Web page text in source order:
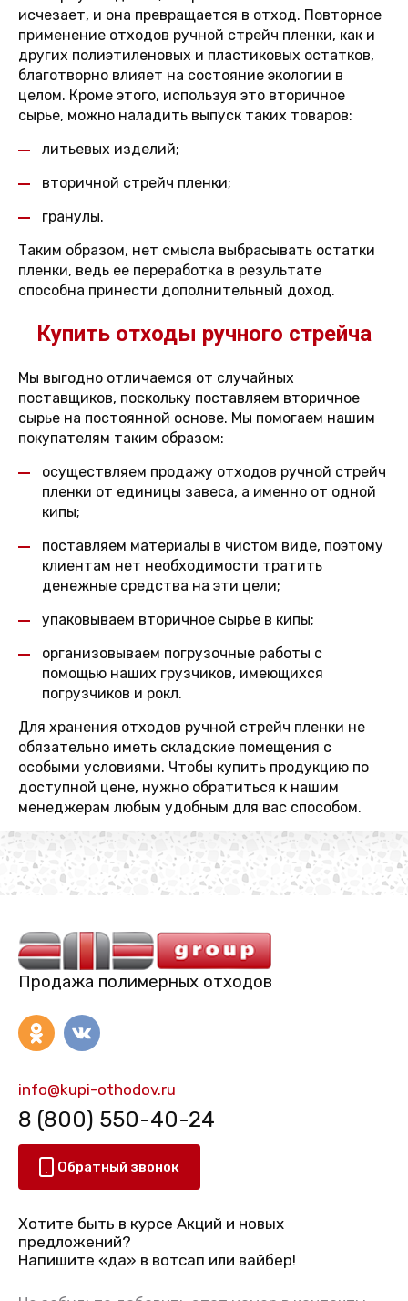
исчезает, и она превращается в отход. Повторное
применение отходов ручной стрейч пленки, как и
других полиэтиленовых и пластиковых остатков,
благотворно влияет на состояние экологии в
целом. Кроме этого, используя это вторичное
сырье, можно наладить выпуск таких товаров:
литьевых изделий;
вторичной стрейч пленки;
гранулы.
Таким образом, нет смысла выбрасывать остатки
пленки, ведь ее переработка в результате
способна принести дополнительный доход.
Купить отходы ручного стрейча
Мы выгодно отличаемся от случайных
поставщиков, поскольку поставляем вторичное
сырье на постоянной основе. Мы помогаем нашим
покупателям таким образом:
осуществляем продажу отходов ручной стрейч
пленки от единицы завеса, а именно от одной
кипы;
поставляем материалы в чистом виде, поэтому
клиентам нет необходимости тратить
денежные средства на эти цели;
упаковываем вторичное сырье в кипы;
организовываем погрузочные работы с
помощью наших грузчиков, имеющихся
погрузчиков и рокл.
Для хранения отходов ручной стрейч пленки не
обязательно иметь складские помещения с
особыми условиями. Чтобы купить продукцию по
доступной цене, нужно обратиться к нашим
менеджерам любым удобным для вас способом.
Продажа полимерных отходов
info@kupi-othodov.ru
8 (800) 550-40-24
Обратный звонок
Хотите быть в курсе Акций и новых
предложений?
Напишите «да» в вотсап или вайбер!